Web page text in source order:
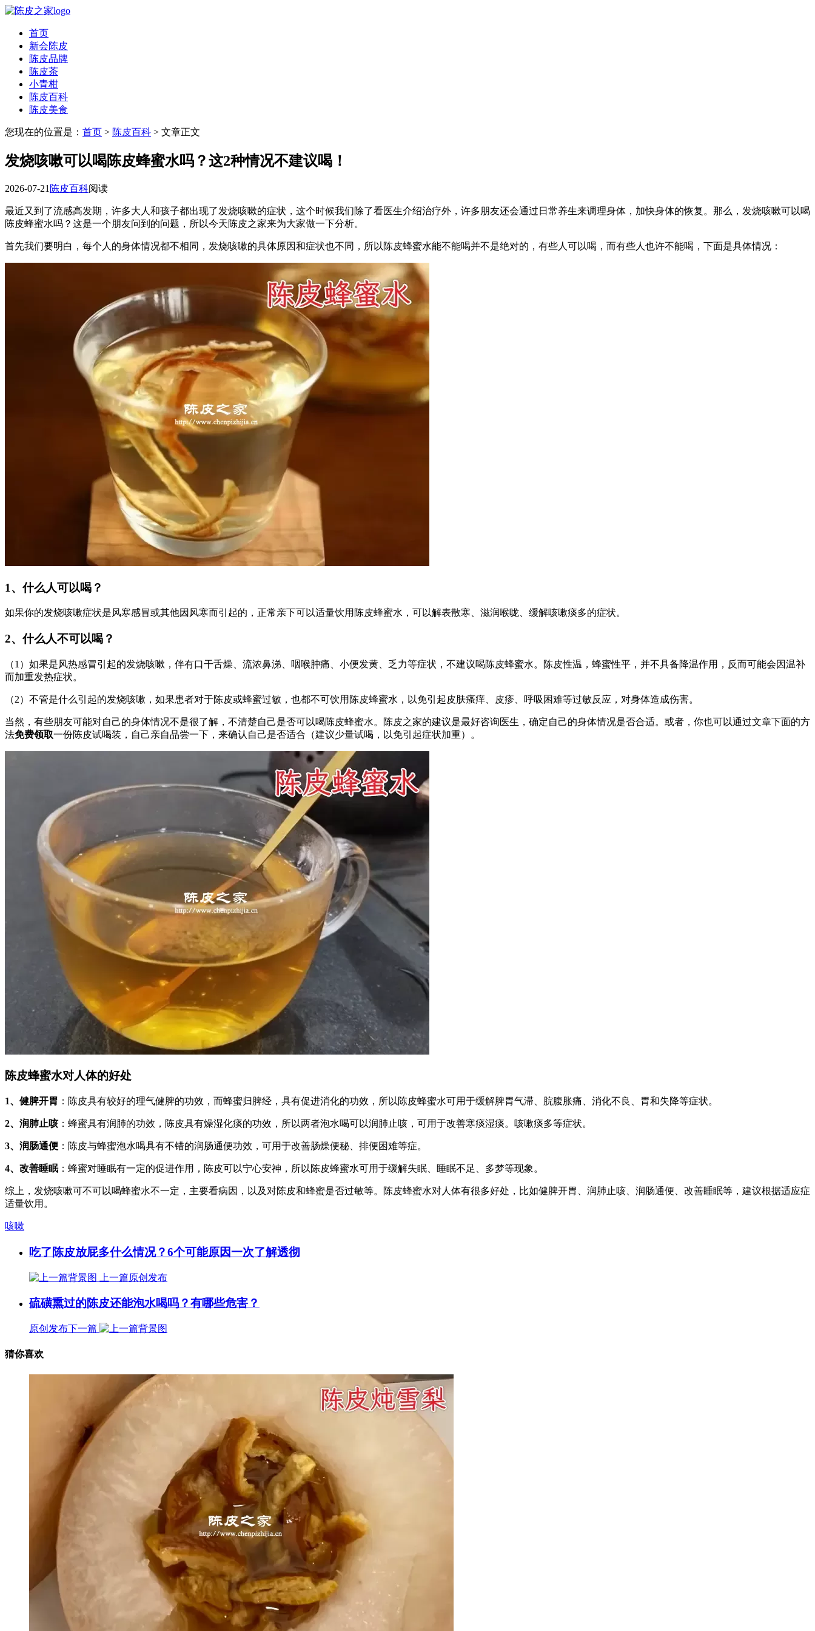
首页
新会陈皮
陈皮品牌
陈皮茶
小青柑
陈皮百科
陈皮美食
您现在的位置是： 首页 > 陈皮百科 > 文章正文
发烧咳嗽可以喝陈皮蜂蜜水吗？这2种情况不建议喝！
2026-07-21 陈皮百科阅读
最近又到了流感高发期，许多大人和孩子都出现了发烧咳嗽的症状，这个时候我们除了看医生介绍治疗外，许多朋友还会通过日常养生来调理身体，加快身体的恢复。那么，发烧咳嗽可以喝
陈皮蜂蜜水吗？这是一个朋友问到的问题，所以今天陈皮之家来为大家做一下分析。
首先我们要明白，每个人的身体情况都不相同，发烧咳嗽的具体原因和症状也不同，所以陈皮蜂蜜水能不能喝并不是绝对的，有些人可以喝，而有些人也许不能喝，下面是具体情况：
1、什么人可以喝？
如果你的发烧咳嗽症状是风寒感冒或其他因风寒而引起的，正常亲下可以适量饮用陈皮蜂蜜水，可以解表散寒、滋润喉咙、缓解咳嗽痰多的症状。
2、什么人不可以喝？
（1）如果是风热感冒引起的发烧咳嗽，伴有口干舌燥、流浓鼻涕、咽喉肿痛、小便发黄、乏力等症状，不建议喝陈皮蜂蜜水。陈皮性温，蜂蜜性平，并不具备降温作用，反而可能会因温补
而加重发热症状。
（2）不管是什么引起的发烧咳嗽，如果患者对于陈皮或蜂蜜过敏，也都不可饮用陈皮蜂蜜水，以免引起皮肤瘙痒、皮疹、呼吸困难等过敏反应，对身体造成伤害。
当然，有些朋友可能对自己的身体情况不是很了解，不清楚自己是否可以喝陈皮蜂蜜水。陈皮之家的建议是最好咨询医生，确定自己的身体情况是否合适。或者，你也可以通过文章下面的方
法免费领取一份陈皮试喝装，自己亲自品尝一下，来确认自己是否适合（建议少量试喝，以免引起症状加重）。
陈皮蜂蜜水对人体的好处
1、健脾开胃 ：陈皮具有较好的理气健脾的功效，而蜂蜜归脾经，具有促进消化的功效，所以陈皮蜂蜜水可用于缓解脾胃气滞、脘腹胀痛、消化不良、胃和失降等症状。
2、润肺止咳：蜂蜜具有润肺的功效，陈皮具有燥湿化痰的功效，所以两者泡水喝可以润肺止咳，可用于改善寒痰湿痰。咳嗽痰多等症状。
3、润肠通便 ：陈皮与蜂蜜泡水喝具有不错的润肠通便功效，可用于改善肠燥便秘、排便困难等症。
4、改善睡眠：蜂蜜对睡眠有一定的促进作用，陈皮可以宁心安神，所以陈皮蜂蜜水可用于缓解失眠、睡眠不足、多梦等现象。
综上，发烧咳嗽可不可以喝蜂蜜水不一定，主要看病因，以及对陈皮和蜂蜜是否过敏等。陈皮蜂蜜水对人体有很多好处，比如健脾开胃、润肺止咳、润肠通便、改善睡眠等，建议根据适应症
适量饮用。
咳嗽
吃了陈皮放屁多什么情况？6个可能原因一次了解透彻
上一篇原创发布
硫磺熏过的陈皮还能泡水喝吗？有哪些危害？
原创发布下一篇
猜你喜欢